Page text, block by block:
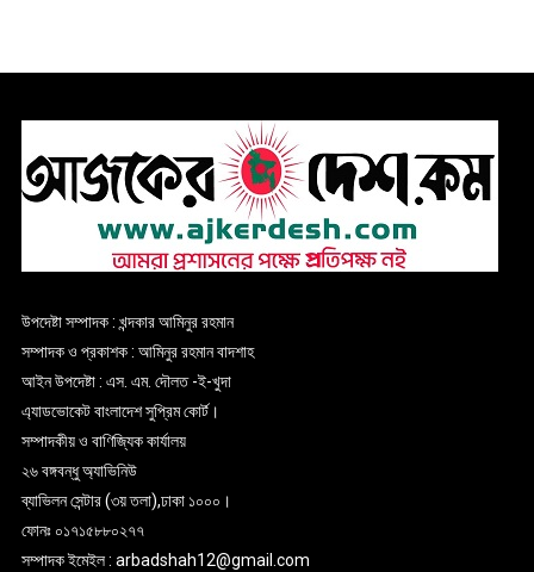
উপদেষ্টা সম্পাদক : খন্দকার আমিনুর রহমান
সম্পাদক ও প্রকাশক : আমিনুর রহমান বাদশাহ
আইন উপদেষ্টা : এস. এম. দৌলত -ই-খুদা
এ্যাডভোকেট বাংলাদেশ সুপ্রিম কোর্ট।
সম্পাদকীয় ও বাণিজ্যিক কার্যালয়
২৬ বঙ্গবন্ধু অ্যাভিনিউ
ব্যাভিলন সেন্টার (৩য় তলা),ঢাকা ১০০০।
ফোনঃ ০১৭১৫৮৮০২৭৭
সম্পাদক ইমেইল : arbadshah12@gmail.com